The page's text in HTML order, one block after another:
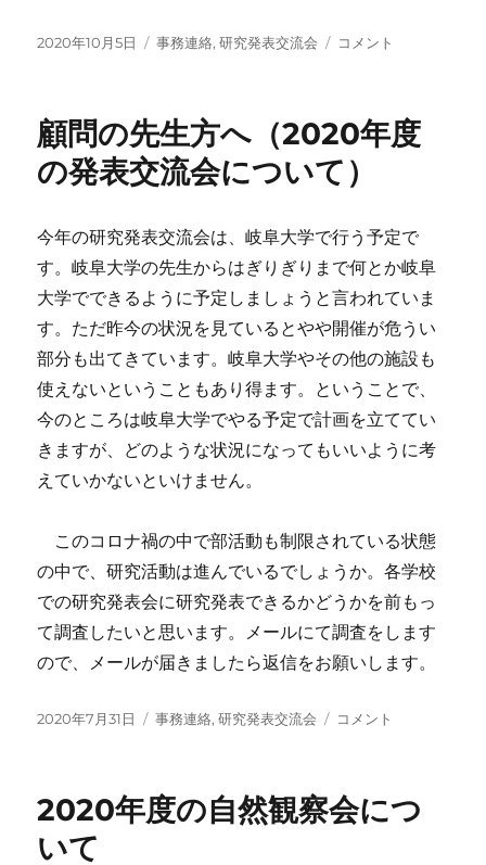
投
2020年10月5日
カ
ー
事務連絡,研究発表交流会
第
然
学
活
動
研
発
表
交
会
に
（決
定）
コメント
顧問の先生方へ（2020年度
の発表交流会について）
今年の研究発表交流会は、岐阜大学で行う予定で
す。岐阜大学の先生からはぎりぎりまで何とか岐阜
大学でできるように予定しましょうと言われていま
す。ただ昨今の状況を見ているとやや開催が危うい
部分も出てきています。岐阜大学やその他の施設も
使えないということもあり得ます。ということで、
今のところは岐阜大学でやる予定で計画を立ててい
きますが、どのような状況になってもいいように考
えていかないといけません。
このコロナ禍の中で部活動も制限されている状態
の中で、研究活動は進んでいるでしょうか。各学校
での研究発表会に研究発表できるかどうかを前もっ
て調査したいと思います。メールにて調査をします
ので、メールが届きましたら返信をお願いします。
投
2020年7月31日
カ
ー
事務連絡,研究発表交流会
顧
生
コメント
2020年度の自然観察会につ
いて